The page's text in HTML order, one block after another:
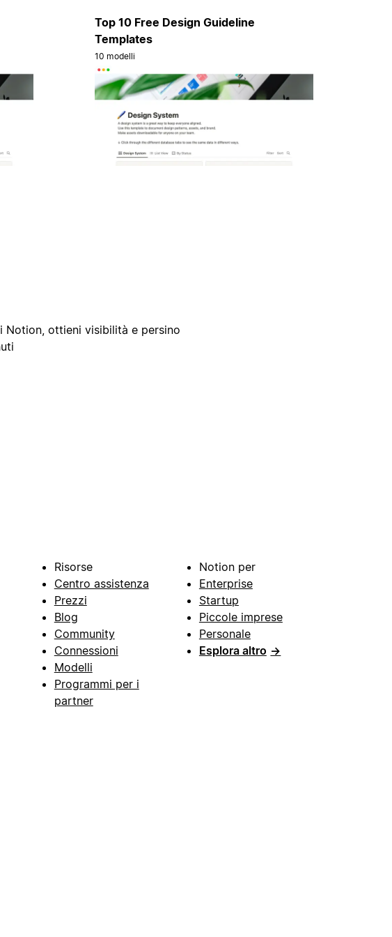
Top 10 Free Design Guideline
Templates
10 modelli
Notion, ottieni visibilità e persino
Risorse
Centro assistenza
Prezzi
Blog
Community
Connessioni
Modelli
Programmi per i
partner
Notion per
Enterprise
Startup
Piccole imprese
Personale
Esplora altro →